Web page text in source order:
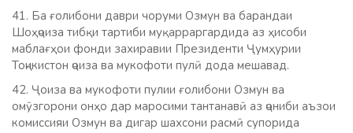
41. Ба ғолибони даври чоруми Озмун ва барандаи
Шоҳҷоиза тибқи тартиби муқарраргардида аз ҳисоби
маблағҳои фонди захиравии Президенти Ҷумҳурии
Тоҷикистон ҷоиза ва мукофоти пулӣ дода мешавад.
42. Ҷоиза ва мукофоти пулии ғолибони Озмун ва
омӯзгорони онҳо дар маросими тантанавӣ аз ҷониби аъзои
комиссияи Озмун ва дигар шахсони расмӣ супорида